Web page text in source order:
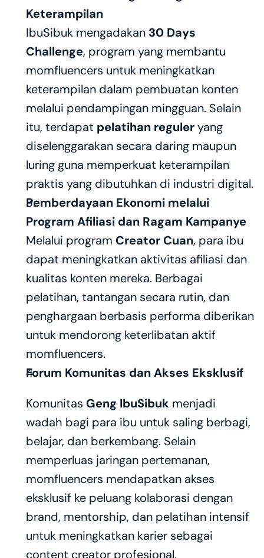
Keterampilan
IbuSibuk mengadakan 30 Days
Challenge, program yang membantu
momfluencers untuk meningkatkan
keterampilan dalam pembuatan konten
melalui pendampingan mingguan. Selain
itu, terdapat pelatihan reguler yang
diselenggarakan secara daring maupun
luring guna memperkuat keterampilan
praktis yang dibutuhkan di industri digital.
Pemberdayaan Ekonomi melalui
Program Afiliasi dan Ragam Kampanye
Melalui program Creator Cuan, para ibu
dapat meningkatkan aktivitas afiliasi dan
kualitas konten mereka. Berbagai
pelatihan, tantangan secara rutin, dan
penghargaan berbasis performa diberikan
untuk mendorong keterlibatan aktif
momfluencers.
Forum Komunitas dan Akses Eksklusif
Komunitas Geng IbuSibuk menjadi
wadah bagi para ibu untuk saling berbagi,
belajar, dan berkembang. Selain
memperluas jaringan pertemanan,
momfluencers mendapatkan akses
eksklusif ke peluang kolaborasi dengan
brand, mentorship, dan pelatihan intensif
untuk meningkatkan karier sebagai
content creator profesional.